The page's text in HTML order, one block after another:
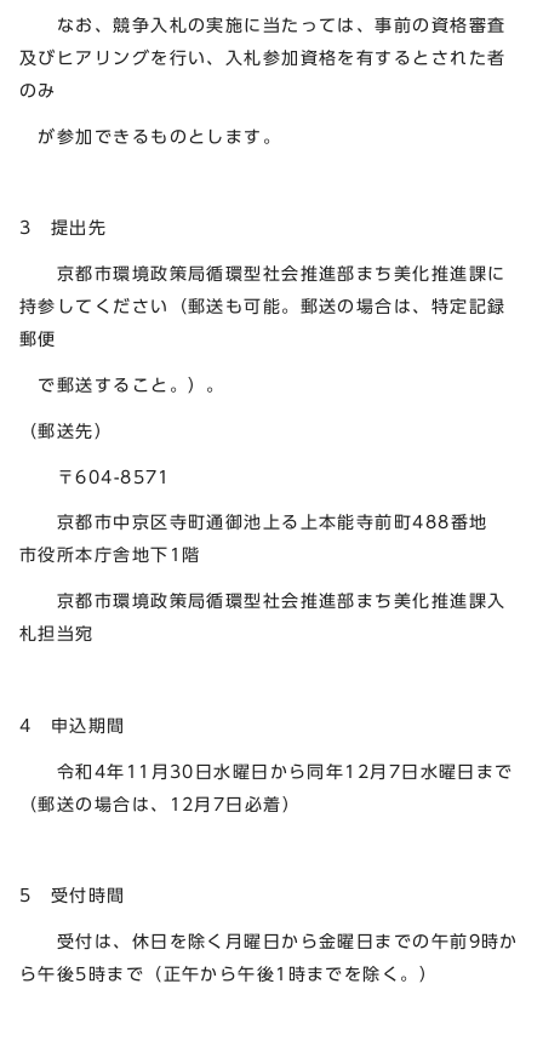
なお、競争入札の実施に当たっては、事前の資格審査
及びヒアリングを行い、入札参加資格を有するとされた者
のみ
が参加できるものとします。
3 提出先
京都市環境政策局循環型社会推進部まち美化推進課に
持参してください（郵送も可能。郵送の場合は、特定記録
郵便
で郵送すること。）。
（郵送先）
〒604-8571
京都市中京区寺町通御池上る上本能寺前町488番地
市役所本庁舎地下1階
京都市環境政策局循環型社会推進部まち美化推進課入
札担当宛
4 申込期間
令和4年11月30日水曜日から同年12月7日水曜日まで
（郵送の場合は、12月7日必着）
5 受付時間
受付は、休日を除く月曜日から金曜日までの午前9時か
ら午後5時まで（正午から午後1時までを除く。）